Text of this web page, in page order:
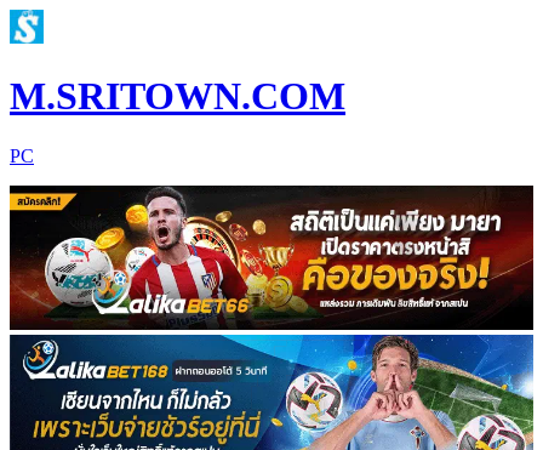
M.SRITOWN.COM
PC